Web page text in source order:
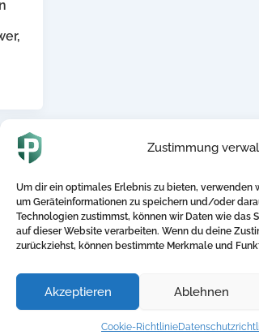
Zustimmung
Um dir ein optimales Erlebnis zu bieten, verwenden
um Geräteinformationen zu speichern und/oder
Technologien zustimmst, können wir Daten wie das
auf dieser Website verarbeiten. Wenn du deine
zurückziehst, können bestimmte Merkmale und
Akzeptieren Ablehnen
Cookie-Richtlinie
kv.expert